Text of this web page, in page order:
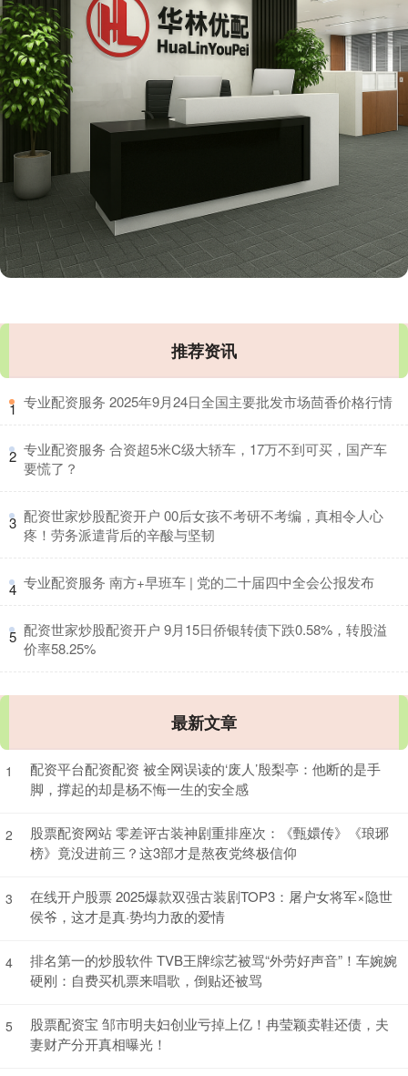
推荐资讯
1 ​专业配资服务 2025年9月24日全国主要批发市场茴香价格行情
2 ​专业配资服务 合资超5米C级大轿车，17万不到可买，国产车
要慌了？
3 ​配资世家炒股配资开户 00后女孩不考研不考编，真相令人心
疼！劳务派遣背后的辛酸与坚韧
4 ​专业配资服务 南方+早班车 | 党的二十届四中全会公报发布
5 ​配资世家炒股配资开户 9月15日侨银转债下跌0.58%，转股溢
价率58.25%
最新文章
1
配资平台配资配资 被全网误读的‘废人’殷梨亭：他断的是手
脚，撑起的却是杨不悔一生的安全感
2
股票配资网站 零差评古装神剧重排座次：《甄嬛传》《琅琊
榜》竟没进前三？这3部才是熬夜党终极信仰
3
在线开户股票 2025爆款双强古装剧TOP3：屠户女将军×隐世
侯爷，这才是真·势均力敌的爱情
4
排名第一的炒股软件 TVB王牌综艺被骂“外劳好声音”！车婉婉
硬刚：自费买机票来唱歌，倒贴还被骂
5
股票配资宝 邹市明夫妇创业亏掉上亿！冉莹颖卖鞋还债，夫
妻财产分开真相曝光！